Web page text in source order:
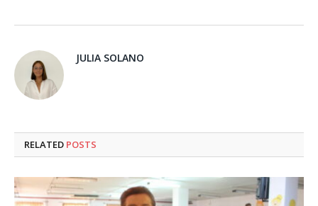
JULIA SOLANO
RELATED POSTS